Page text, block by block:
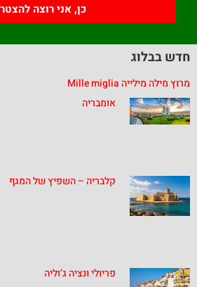
כן, אני רוצה להצטרף
חדש בבלוג
מרוץ מילה מילייה Mille miglia
אומבריה
קלבריה – השפיץ של המגף
פריולי ונציה ג’וליה